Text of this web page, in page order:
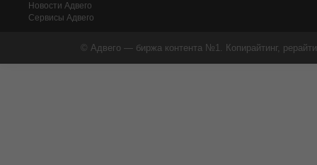
Новости Адвего
Сервисы Адвего
© Адвего — биржа контента №1. Копирайтинг,